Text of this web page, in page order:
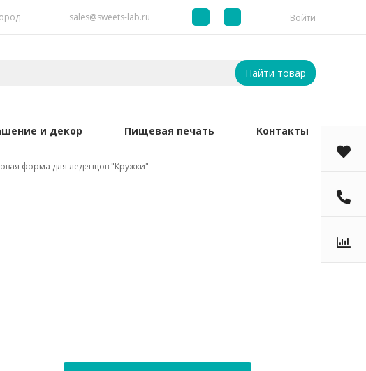
sales@sweets-lab.ru Войти
Найти товар
и декор Пищевая печать Контакты
форма для леденцов "Кружки"